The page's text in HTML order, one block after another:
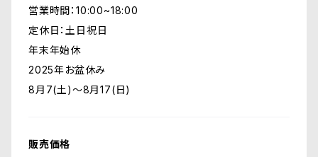
営業時間：10:00~18:00
定休日：土日祝日
年末年始休
2025年お盆休み
8月7(土)～8月17(日)
販売価格